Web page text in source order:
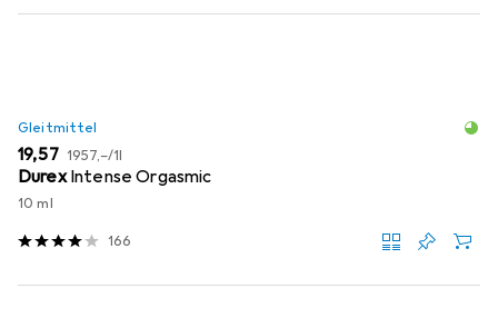
Gleitmittel
EUR
19,57 EUR
1957,–/1l
Durex Intense Orgasmic
10 ml
166